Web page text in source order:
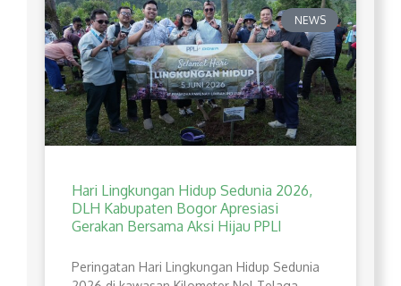
NEWS
Hari Lingkungan Hidup Sedunia 2026,
DLH Kabupaten Bogor Apresiasi
Gerakan Bersama Aksi Hijau PPLI
Peringatan Hari Lingkungan Hidup Sedunia